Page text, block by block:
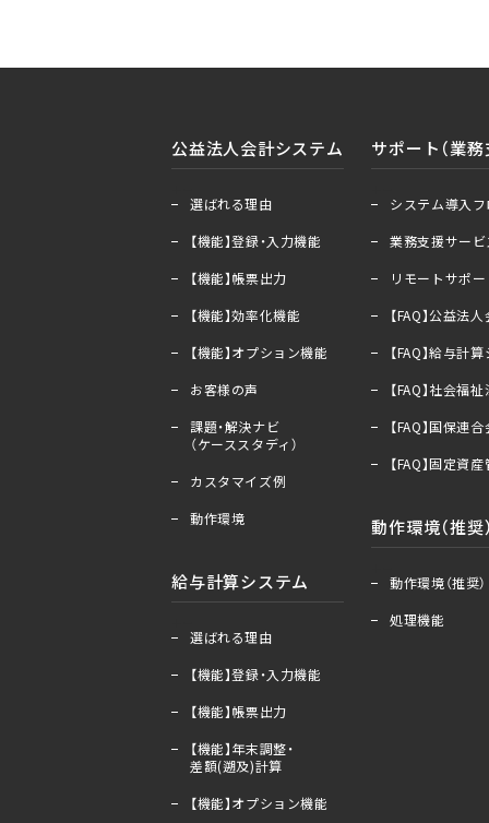
公益法人会計システム
選ばれる理由
【機能】登録・入力機能
【機能】帳票出力
【機能】効率化機能
【機能】オプション機能
お客様の声
課題・解決ナビ
（ケーススタディ）
カスタマイズ例
動作環境
給与計算システム
選ばれる理由
【機能】登録・入力機能
【機能】帳票出力
【機能】年末調整・
差額(遡及)計算
【機能】オプション機能
サポート（業務
システム導入
業務支援サービ
リモートサポ
【FAQ】公益法
【FAQ】給与計
【FAQ】社会福
【FAQ】国保連
【FAQ】固定資
動作環境（推奨
動作環境（推奨）
処理機能